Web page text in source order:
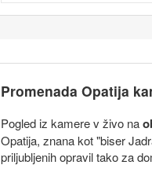
Promenada Opatija
Pogled iz kamere v živo na
Opatija, znana kot "biser
priljubljenih opravil tako za